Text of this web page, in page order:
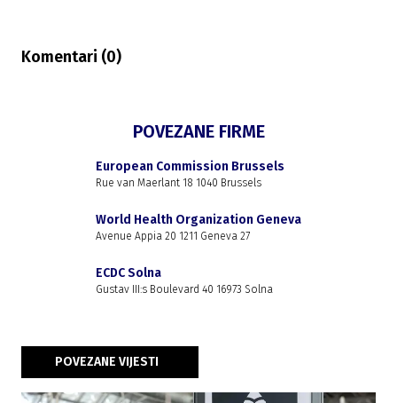
Komentari (0)
POVEZANE FIRME
European Commission Brussels
Rue van Maerlant 18 1040 Brussels
World Health Organization Geneva
Avenue Appia 20 1211 Geneva 27
ECDC Solna
Gustav III:s Boulevard 40 16973 Solna
POVEZANE VIJESTI